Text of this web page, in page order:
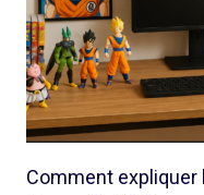
Comment expliquer